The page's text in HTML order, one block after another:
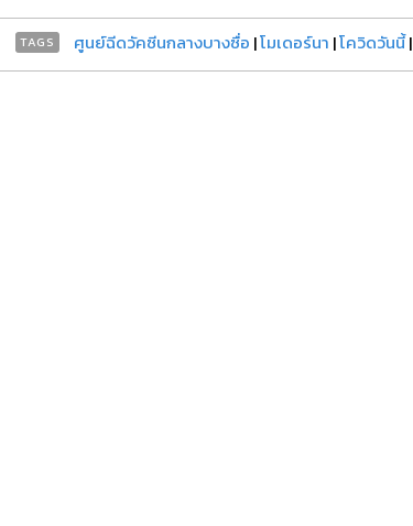
TAGS ศูนย์ฉีดวัคซีนกลางบางซื่อ |โมเดอร์นา |โควิดวันนี้|